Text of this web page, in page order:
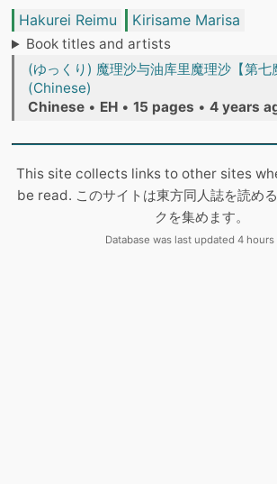
Hakurei Reimu Kirisame Marisa
Book titles and artists
(ゆっくり) 魔理沙与油库里魔理沙【第七
(Chinese)
Chinese • EH • 15 pages • 4 years
This site collects links to other sites
be read. このサイトは東方同人誌を読め
クを集めます。
Database was last updated 4 hours